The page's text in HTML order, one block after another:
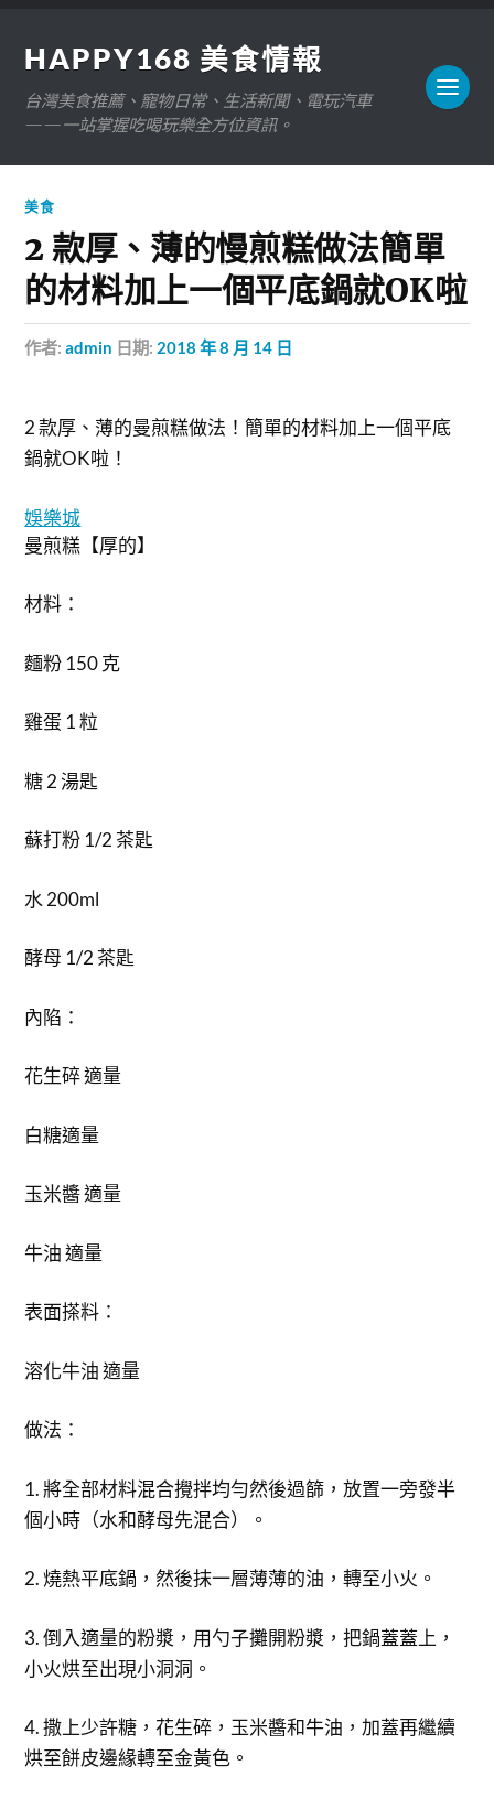
HAPPY168 美食情報
台灣美食推薦、寵物日常、生活新聞、電玩汽車
——一站掌握吃喝玩樂全方位資訊。
美食
2 款厚、薄的慢煎糕做法簡單
的材料加上一個平底鍋就OK啦
作者:admin 日期: 2018 年 8 月 14 日
2 款厚、薄的曼煎糕做法！簡單的材料加上一個平底
鍋就OK啦！
娛樂城
曼煎糕【厚的】
材料：
麵粉 150 克
雞蛋 1 粒
糖 2 湯匙
蘇打粉 1/2 茶匙
水 200ml
酵母 1/2 茶匙
內陷：
花生碎 適量
白糖適量
玉米醬 適量
牛油 適量
表面搽料：
溶化牛油 適量
做法：
1. 將全部材料混合攪拌均勻然後過篩，放置一旁發半
個小時（水和酵母先混合）。
2. 燒熱平底鍋，然後抹一層薄薄的油，轉至小火。
3. 倒入適量的粉漿，用勺子攤開粉漿，把鍋蓋蓋上，
小火烘至出現小洞洞。
4. 撒上少許糖，花生碎，玉米醬和牛油，加蓋再繼續
烘至餅皮邊緣轉至金黃色。